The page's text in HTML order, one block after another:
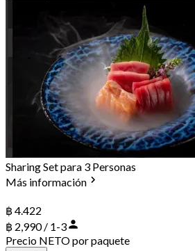
Sharing Set para 3 Personas
Más información
฿ 4.422
฿ 2,990 / 1-3
Precio NETO por paquete